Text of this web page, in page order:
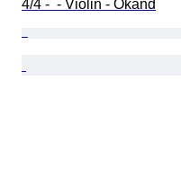
4/4 -  - Violin - Okänd